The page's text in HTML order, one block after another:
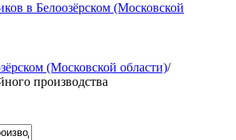
в Белоозёрском (Московской
(Московской области)/
производства